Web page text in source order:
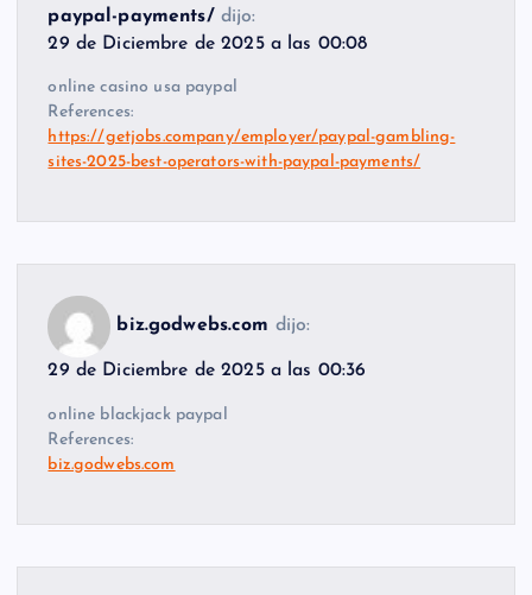
paypal-payments/ dijo:
29 de Diciembre de 2025 a las 00:08
online casino usa paypal
References:
https://getjobs.company/employer/paypal-gambling-
sites-2025-best-operators-with-paypal-payments/
biz.godwebs.com dijo:
29 de Diciembre de 2025 a las 00:36
online blackjack paypal
References:
biz.godwebs.com